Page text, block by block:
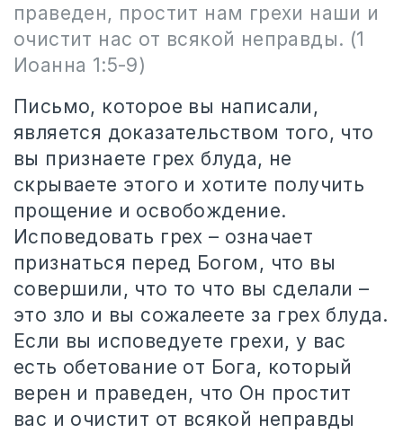
праведен, простит нам грехи наши и
очистит нас от всякой неправды. (1
Иоанна 1:5-9)
Письмо, которое вы написали,
является доказательством того, что
вы признаете грех блуда, не
скрываете этого и хотите получить
прощение и освобождение.
Исповедовать грех – означает
признаться перед Богом, что вы
совершили, что то что вы сделали –
это зло и вы сожалеете за грех блуда.
Если вы исповедуете грехи, у вас
есть обетование от Бога, который
верен и праведен, что Он простит
вас и очистит от всякой неправды